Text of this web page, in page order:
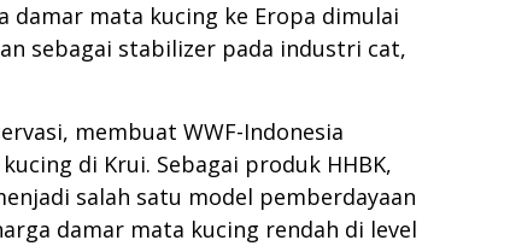
damar mata kucing ke Eropa dimulai
sebagai stabilizer pada industri cat,
membuat WWF-Indonesia
di Krui. Sebagai produk HHBK,
salah satu model pemberdayaan
damar mata kucing rendah di level